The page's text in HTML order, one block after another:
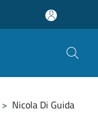
> Nicola Di Guida